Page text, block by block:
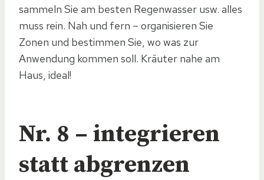
sammeln Sie am besten Regenwasser usw. alles
muss rein. Nah und fern – organisieren Sie
Zonen und bestimmen Sie, wo was zur
Anwendung kommen soll. Kräuter nahe am
Haus, ideal!
Nr. 8 – integrieren
statt abgrenzen